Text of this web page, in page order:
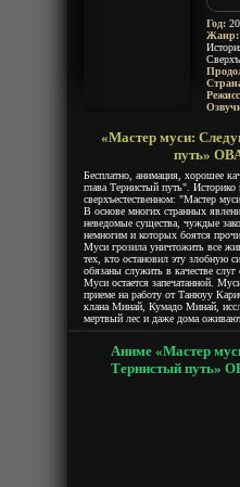
Год:
Жанр:
«Мастер муси:
путь»
Бесплатно, анимация, хорошее
глава Тернистый путь".
сверхъестественном: "Мастер
В основе многих странных
неведомые существа, чуждые
немногим и которых боятся
Муси грозила уничтожить все
тех, кто остановил эту злобную
обязаны служить в качестве
Муси остается запечатанной.
приеме на работу от Танюуу
клана Минай, Кумадо Минай,
мертвый лес и даже дома
Аниме «Мастер
Тернистый путь»